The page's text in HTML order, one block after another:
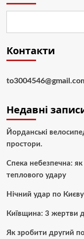
Контакти
Недавні
Йорданські
простори.
Спека небезпечна:
теплового удару
Нічний удар по
Київщина: 3 жертви
Як зробити другий